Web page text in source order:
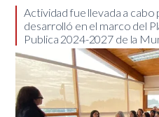
​Actividad fue llevada a cabo
desarrolló en el marco del
Publica 2024-2027 de la